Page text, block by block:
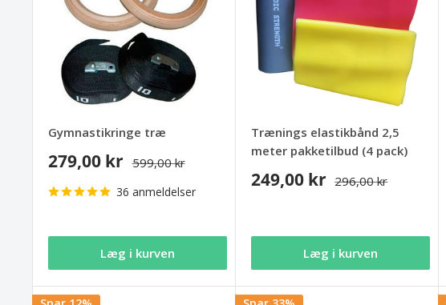
Gymnastikringe træ
279,00 kr 599,00 kr
36 anmeldelser
Læg i kurven
Trænings elastikbånd 2,5
meter pakketilbud (4 pack)
249,00 kr 296,00 kr
Læg i kurven